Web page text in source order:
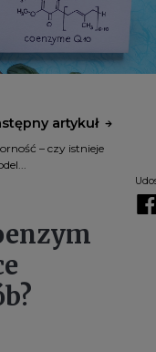
artykuł
– czy istnieje